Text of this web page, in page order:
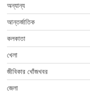
অন্যান্য
আন্তর্জাতিক
কলকাতা
খেলা
জীবিকার খোঁজখবর
জেলা